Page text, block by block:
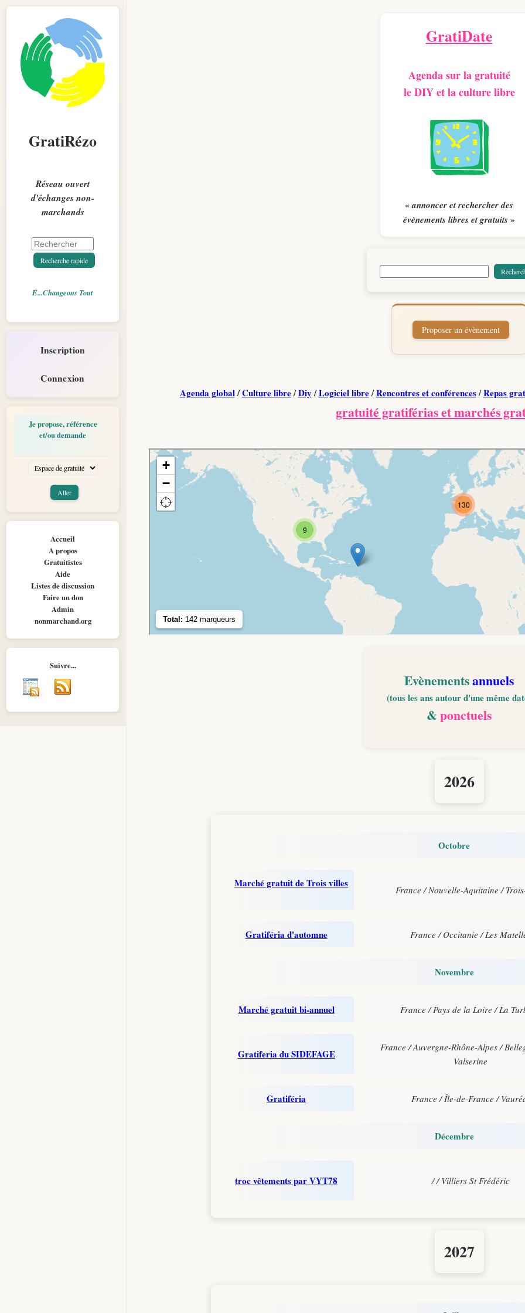
GratiRézo
Réseau ouvert
d'échanges non-
marchands
É...Changeons Tout
Inscription
Connexion
Je propose, référence
et/ou demande
Accueil
A propos
Gratuitistes
Aide
Listes de discussion
Faire un don
Admin
nonmarchand.org
Suivre...
GratiDate
Agenda sur la gratuité
le DIY et la culture libre
«annoncer et rechercher des
évènements libres et gratuits »
Agenda global/Culture libre/Diy/Logiciel libre/Rencontres et conférences/Repas
gratuité gratiférias et marchés
Evènementsannuels
(tous les ans autour d'une même
&ponctuels
2026
Octobre
Marché gratuit de Trois villes
France / Nouvelle-Aquitaine /
Gratiféria d'automne France / Occitanie / Les
Novembre
Marché gratuit bi-annuel France / Pays de la Loire / La
Gratiferia du SIDEFAGE
France / Auvergne-Rhône-Alpes /
Valserine
Gratiféria France / Île-de-France /
Décembre
troc vêtements par VYT78 / / Villiers St Frédéric
2027